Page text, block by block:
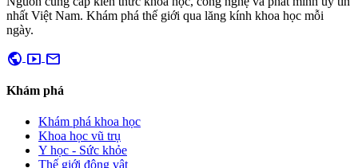
nhất Việt Nam. Khám phá thế giới qua lăng kính khoa học mỗi
ngày.
public smart_display mail
Khám phá
Khám phá khoa học
Khoa học vũ trụ
Y học - Sức khỏe
Thế giới động vật